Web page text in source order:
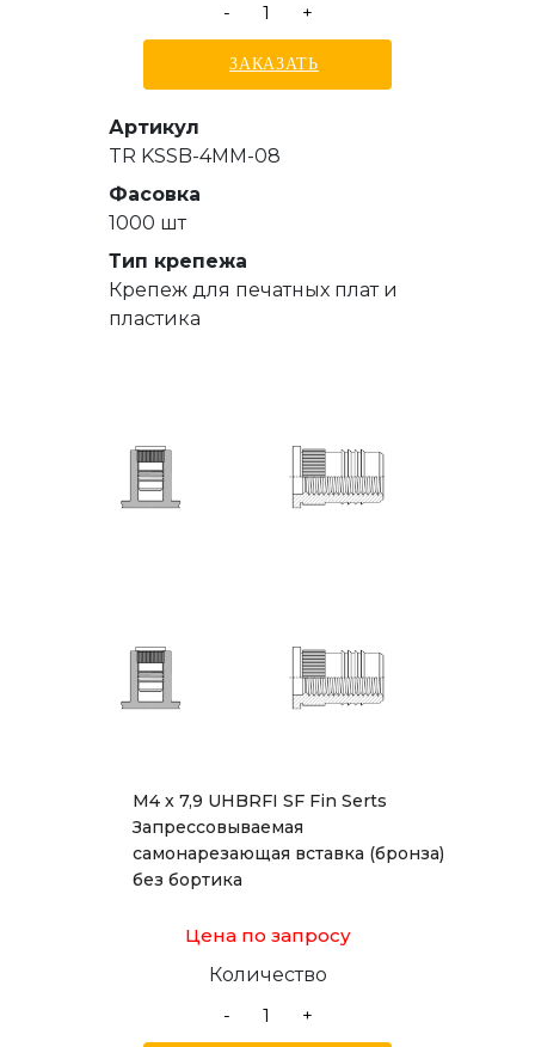
-
+
ЗАКАЗАТЬ
Артикул
TR KSSB-4MM-08
Фасовка
1000 шт
Тип крепежа
Крепеж для печатных плат и
пластика
М4 x 7,9 UHBRFI SF Fin Serts
Запрессовываемая
самонарезающая вставка (бронза)
без бортика
Цена по запросу
Количество
-
+